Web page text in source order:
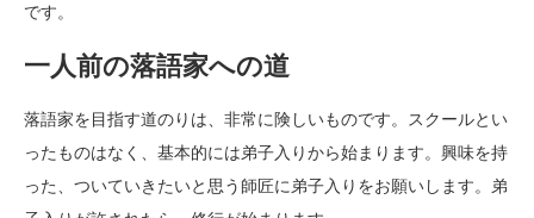
です。
一人前の落語家への道
落語家を目指す道のりは、非常に険しいものです。スクールとい
ったものはなく、基本的には弟子入りから始まります。興味を持
った、ついていきたいと思う師匠に弟子入りをお願いします。弟